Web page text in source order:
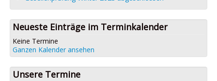
Neueste Einträge im Terminkalender
Keine Termine
Ganzen Kalender ansehen
Unsere Termine